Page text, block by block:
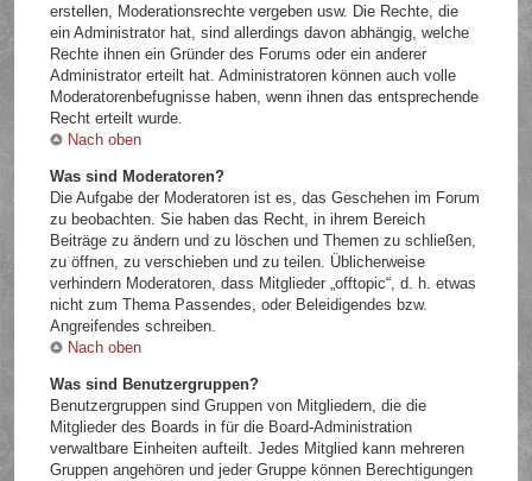
erstellen, Moderationsrechte vergeben usw. Die Rechte, die
ein Administrator hat, sind allerdings davon abhängig, welche
Rechte ihnen ein Gründer des Forums oder ein anderer
Administrator erteilt hat. Administratoren können auch volle
Moderatorenbefugnisse haben, wenn ihnen das entsprechende
Recht erteilt wurde.
Nach oben
Was sind Moderatoren?
Die Aufgabe der Moderatoren ist es, das Geschehen im Forum
zu beobachten. Sie haben das Recht, in ihrem Bereich
Beiträge zu ändern und zu löschen und Themen zu schließen,
zu öffnen, zu verschieben und zu teilen. Üblicherweise
verhindern Moderatoren, dass Mitglieder „offtopic“, d. h. etwas
nicht zum Thema Passendes, oder Beleidigendes bzw.
Angreifendes schreiben.
Nach oben
Was sind Benutzergruppen?
Benutzergruppen sind Gruppen von Mitgliedern, die die
Mitglieder des Boards in für die Board-Administration
verwaltbare Einheiten aufteilt. Jedes Mitglied kann mehreren
Gruppen angehören und jeder Gruppe können Berechtigungen